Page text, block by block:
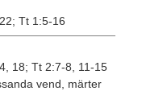
Tt 1:5-16
18; Tt 2:7-8, 11-15
vend, märter